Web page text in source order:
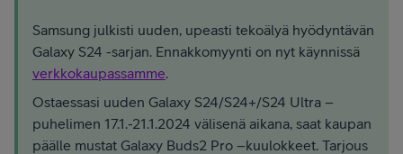
Samsung julkisti uuden, upeasti tekoälyä hyödyntävän
Galaxy S24 -sarjan. Ennakkomyynti on nyt käynnissä
verkkokaupassamme.
Ostaessasi uuden Galaxy S24/S24+/S24 Ultra –
puhelimen 17.1.-21.1.2024 välisenä aikana, saat kaupan
päälle mustat Galaxy Buds2 Pro –kuulokkeet. Tarjous